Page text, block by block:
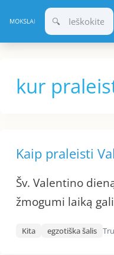
prie
turinio
kur
Kaip praleisti
Šv. Valentino
žmogumi laiką
Kita egzotiška šalis